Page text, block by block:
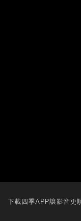
下載四季APP讓影音更